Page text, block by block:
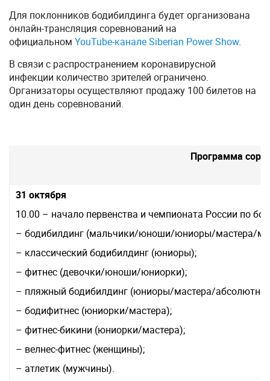
Для поклонников бодибилдинга будет организована
онлайн-трансляция соревнований на
официальном YouTube-канале Siberian Power Show.
В связи с распространением коронавирусной
инфекции количество зрителей ограничено.
Организаторы осуществляют продажу 100 билетов на
один день соревнований.
Программа
31 октября
10.00 – начало первенства и чемпионата России по
– бодибилдинг (мальчики/юноши/юниоры/мастера/
– классический бодибилдинг (юниоры);
– фитнес (девочки/юноши/юниорки);
– пляжный бодибилдинг (юниоры/мастера/абсолютная
– бодифитнес (юниорки/мастера);
– фитнес-бикини (юниорки/мастера);
– велнес-фитнес (женщины);
– атлетик (мужчины).